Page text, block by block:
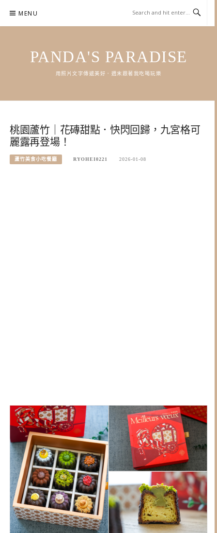
content
MENU
PANDA'S PARADISE
用照片文字傳遞美好．週末跟著我吃喝玩樂
桃園蘆竹｜花磚甜點．快閃回歸，九宮格可
麗露再登場！
蘆竹美食小吃餐廳 RYOHEI0221 2026-01-08